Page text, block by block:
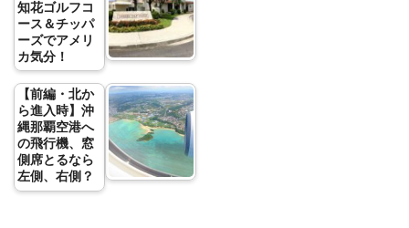
知花ゴルフコ
ース＆チッパ
ーズでアメリ
カ気分！
【前編・北か
ら進入時】沖
縄那覇空港へ
の飛行機、窓
側席とるなら
左側、右側？